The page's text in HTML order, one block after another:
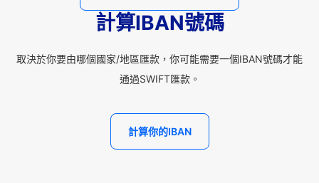
計算IBAN號碼
取決於你要由哪個國家/地區匯款，你可能需要一個IBAN號碼才能
通過SWIFT匯款。
計算你的IBAN